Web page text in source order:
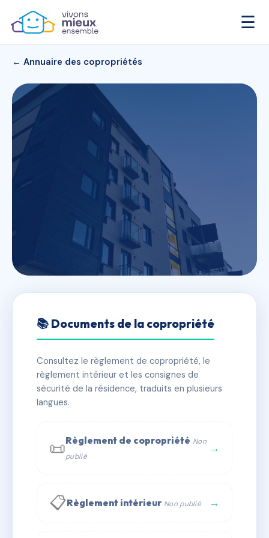
☰
← Annuaire des copropriétés
62-64, RUE MONSIEUR LE
PRINCE
📍 62-64, rue Monsieur Le Prince 75006 PARIS
✓ Immatriculée 🏠 49 lots 🏗 1 bâtiment(s)
📞 Contacter Syndic Digital 💬 WhatsApp
✉ Email
📚 Documents de la copropriété
Consultez le règlement de copropriété, le
règlement intérieur et les consignes de
sécurité de la résidence, traduits en plusieurs
langues.
📜Règlement de copropriété Non
publié
→
📋Règlement intérieur Non publié →